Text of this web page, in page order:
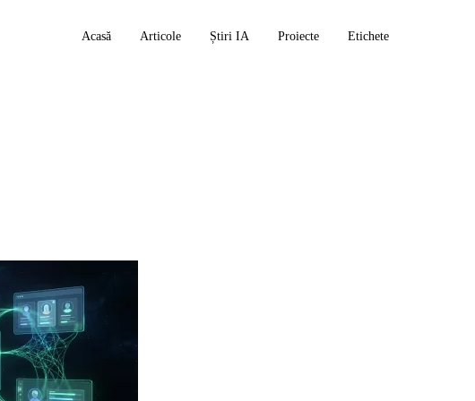
Acasă Articole Știri IA Proiecte Etichete